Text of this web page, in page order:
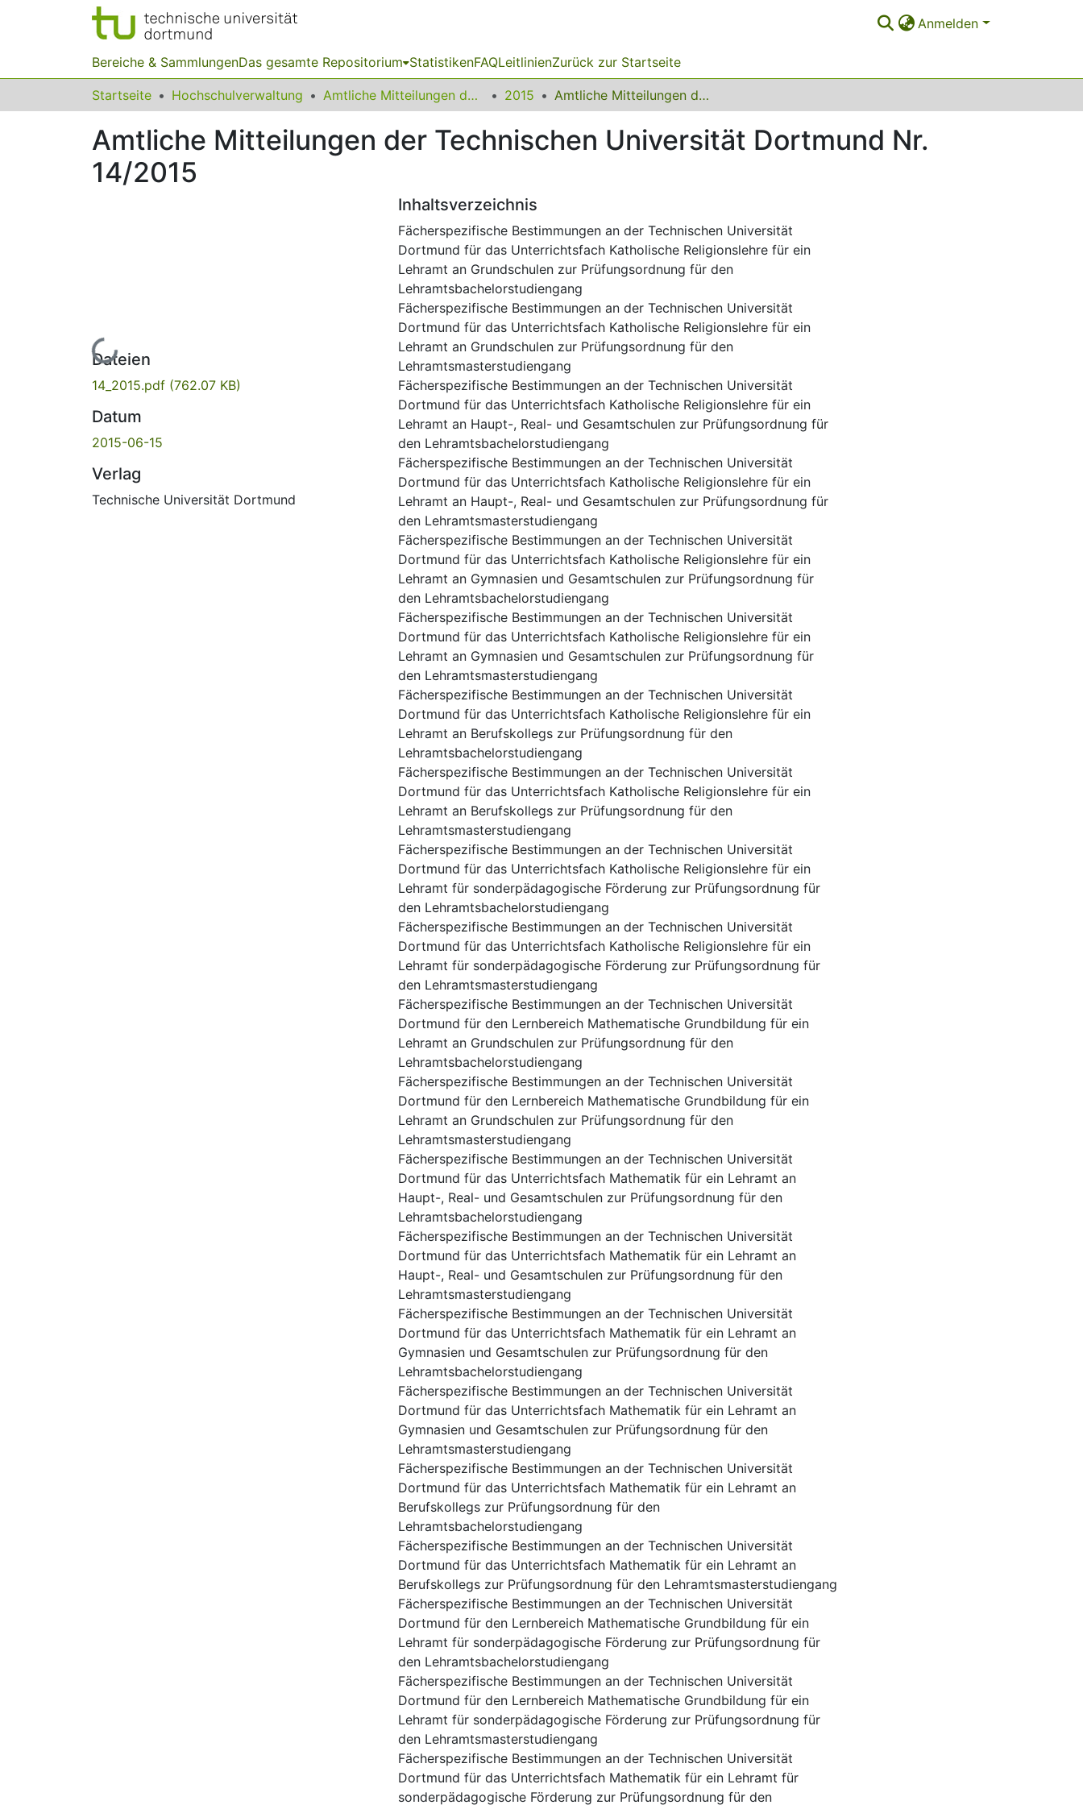
Anmelden
Bereiche & SammlungenDas gesamte Repositorium StatistikenFAQLeitlinienZurück zur Startseite
Startseite Hochschulverwaltung Amtliche Mitteilungen der Technischen Universität Dortmund 2015 Amtliche Mitteilungen der Technischen Universität Dortmund Nr. 14/2015
Amtliche Mitteilungen der Technischen Universität Dortmund Nr.
14/2015
Lade...
Dateien
14_2015.pdf (762.07 KB)
Datum
2015-06-15
Verlag
Technische Universität Dortmund
Inhaltsverzeichnis
Fächerspezifische Bestimmungen an der Technischen Universität
Dortmund für das Unterrichtsfach Katholische Religionslehre für ein
Lehramt an Grundschulen zur Prüfungsordnung für den
Lehramtsbachelorstudiengang
Fächerspezifische Bestimmungen an der Technischen Universität
Dortmund für das Unterrichtsfach Katholische Religionslehre für ein
Lehramt an Grundschulen zur Prüfungsordnung für den
Lehramtsmasterstudiengang
Fächerspezifische Bestimmungen an der Technischen Universität
Dortmund für das Unterrichtsfach Katholische Religionslehre für ein
Lehramt an Haupt-, Real- und Gesamtschulen zur Prüfungsordnung für
den Lehramtsbachelorstudiengang
Fächerspezifische Bestimmungen an der Technischen Universität
Dortmund für das Unterrichtsfach Katholische Religionslehre für ein
Lehramt an Haupt-, Real- und Gesamtschulen zur Prüfungsordnung für
den Lehramtsmasterstudiengang
Fächerspezifische Bestimmungen an der Technischen Universität
Dortmund für das Unterrichtsfach Katholische Religionslehre für ein
Lehramt an Gymnasien und Gesamtschulen zur Prüfungsordnung für
den Lehramtsbachelorstudiengang
Fächerspezifische Bestimmungen an der Technischen Universität
Dortmund für das Unterrichtsfach Katholische Religionslehre für ein
Lehramt an Gymnasien und Gesamtschulen zur Prüfungsordnung für
den Lehramtsmasterstudiengang
Fächerspezifische Bestimmungen an der Technischen Universität
Dortmund für das Unterrichtsfach Katholische Religionslehre für ein
Lehramt an Berufskollegs zur Prüfungsordnung für den
Lehramtsbachelorstudiengang
Fächerspezifische Bestimmungen an der Technischen Universität
Dortmund für das Unterrichtsfach Katholische Religionslehre für ein
Lehramt an Berufskollegs zur Prüfungsordnung für den
Lehramtsmasterstudiengang
Fächerspezifische Bestimmungen an der Technischen Universität
Dortmund für das Unterrichtsfach Katholische Religionslehre für ein
Lehramt für sonderpädagogische Förderung zur Prüfungsordnung für
den Lehramtsbachelorstudiengang
Fächerspezifische Bestimmungen an der Technischen Universität
Dortmund für das Unterrichtsfach Katholische Religionslehre für ein
Lehramt für sonderpädagogische Förderung zur Prüfungsordnung für
den Lehramtsmasterstudiengang
Fächerspezifische Bestimmungen an der Technischen Universität
Dortmund für den Lernbereich Mathematische Grundbildung für ein
Lehramt an Grundschulen zur Prüfungsordnung für den
Lehramtsbachelorstudiengang
Fächerspezifische Bestimmungen an der Technischen Universität
Dortmund für den Lernbereich Mathematische Grundbildung für ein
Lehramt an Grundschulen zur Prüfungsordnung für den
Lehramtsmasterstudiengang
Fächerspezifische Bestimmungen an der Technischen Universität
Dortmund für das Unterrichtsfach Mathematik für ein Lehramt an
Haupt-, Real- und Gesamtschulen zur Prüfungsordnung für den
Lehramtsbachelorstudiengang
Fächerspezifische Bestimmungen an der Technischen Universität
Dortmund für das Unterrichtsfach Mathematik für ein Lehramt an
Haupt-, Real- und Gesamtschulen zur Prüfungsordnung für den
Lehramtsmasterstudiengang
Fächerspezifische Bestimmungen an der Technischen Universität
Dortmund für das Unterrichtsfach Mathematik für ein Lehramt an
Gymnasien und Gesamtschulen zur Prüfungsordnung für den
Lehramtsbachelorstudiengang
Fächerspezifische Bestimmungen an der Technischen Universität
Dortmund für das Unterrichtsfach Mathematik für ein Lehramt an
Gymnasien und Gesamtschulen zur Prüfungsordnung für den
Lehramtsmasterstudiengang
Fächerspezifische Bestimmungen an der Technischen Universität
Dortmund für das Unterrichtsfach Mathematik für ein Lehramt an
Berufskollegs zur Prüfungsordnung für den
Lehramtsbachelorstudiengang
Fächerspezifische Bestimmungen an der Technischen Universität
Dortmund für das Unterrichtsfach Mathematik für ein Lehramt an
Berufskollegs zur Prüfungsordnung für den Lehramtsmasterstudiengang
Fächerspezifische Bestimmungen an der Technischen Universität
Dortmund für den Lernbereich Mathematische Grundbildung für ein
Lehramt für sonderpädagogische Förderung zur Prüfungsordnung für
den Lehramtsbachelorstudiengang
Fächerspezifische Bestimmungen an der Technischen Universität
Dortmund für den Lernbereich Mathematische Grundbildung für ein
Lehramt für sonderpädagogische Förderung zur Prüfungsordnung für
den Lehramtsmasterstudiengang
Fächerspezifische Bestimmungen an der Technischen Universität
Dortmund für das Unterrichtsfach Mathematik für ein Lehramt für
sonderpädagogische Förderung zur Prüfungsordnung für den